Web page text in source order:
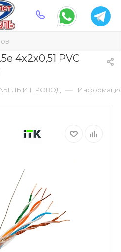
4х2х0,51 PVC
И ПРОВОД —